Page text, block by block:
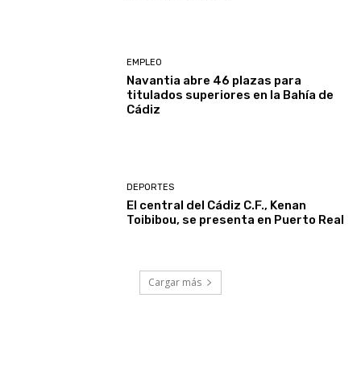
EMPLEO
Navantia abre 46 plazas para
titulados superiores en la Bahía de
Cádiz
DEPORTES
El central del Cádiz C.F., Kenan
Toibibou, se presenta en Puerto Real
Cargar más